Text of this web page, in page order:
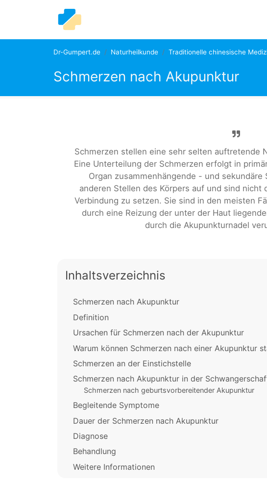
Dr-Gumpert.de Naturheilkunde Traditionelle chinesische
Schmerzen nach Akupunktur
Schmerzen stellen eine sehr selten auftretende
Eine Unterteilung der Schmerzen erfolgt in
Organ zusammenhängende - und
anderen Stellen des Körpers auf und sind
Verbindung zu setzen. Sie sind in den meisten
durch eine Reizung der unter der Haut
durch die Akupunkturnadel
Inhaltsverzeichnis
Schmerzen nach Akupunktur
Definition
Ursachen für Schmerzen nach der Akupunktur
Warum können Schmerzen nach einer Akupunktur
Schmerzen an der Einstichstelle
Schmerzen nach Akupunktur in der
Schmerzen nach geburtsvorbereitender Akupunktur
Begleitende Symptome
Dauer der Schmerzen nach Akupunktur
Diagnose
Behandlung
Weitere Informationen